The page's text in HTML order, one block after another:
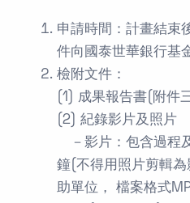
申請時間：計畫結束
件向國泰世華銀行基
檢附文件：
(1) 成果報告書(附件
(2) 紀錄影片及照片
－影片：包含過程
鐘(不得用照片剪輯
助單位， 檔案格式